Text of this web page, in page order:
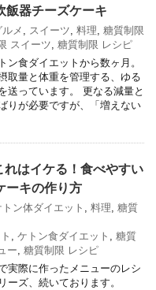
飯器チーズケーキ
ルメ , スイーツ, 料理, 糖質制限
スイーツ, 糖質制限 レシピ
ン食ダイエットから数ヶ月。
取量と体重を管理する、ゆる
送っています。 更なる減量と
りが必要ですが、「増えない
れはイケる！食べやすい
ーキの作り方
トン体ダイエット , 料理, 糖質
, ケトン食ダイエット , 糖質
ー, 糖質制限 レシピ
実際に作ったメニューのレシ
リーズ、続いております。